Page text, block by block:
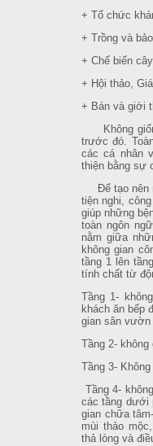
+ Tổ chức
+ Trồng và
+ Chế biến
+ Hội thảo,
+ Bán và giới
Không
trước đó.
các cá nhân
thiện bằng sự
Để tạo nên
tiện nghi,
giúp những
toàn ngôn
nằm giữa
không gian
tầng 1 lên
tính chất từ
Tầng 1-
khách ăn bếp
gian sân vườn
Tầng 2-
Tầng 3-
Tầng 4-
các tầng dưới
gian chữa
mùi thảo
thả lòng và